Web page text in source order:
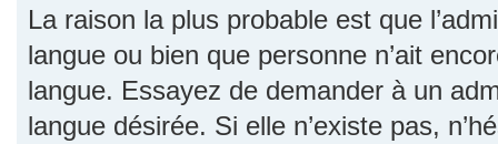
La raison la plus probable est que
langue ou bien que personne n’ait
langue. Essayez de demander à un
langue désirée. Si elle n’existe pas,